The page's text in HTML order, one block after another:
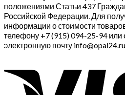
положениями Статьи 437
Российской Федерации. Для
информации о стоимости
телефону +7 (915) 094-25-94 или
электронную почту info@opal24.ru